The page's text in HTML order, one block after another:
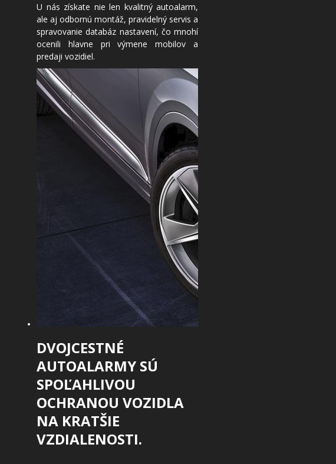
U nás získate nie len kvalitný autoalarm,
ale aj odbornú montáž, pravidelný servis a
spravovanie databáz nastavení, čo mnohí
ocenili hlavne pri výmene mobilov a
predaji vozidiel.
DVOJCESTNÉ
AUTOALARMY SÚ
SPOĽAHLIVOU
OCHRANOU VOZIDLA
NA KRATŠIE
VZDIALENOSTI.